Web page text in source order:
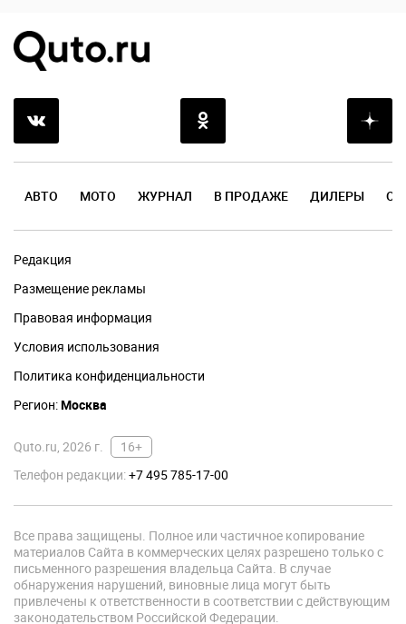
АВТО МОТО ЖУРНАЛ В ПРОДАЖЕ ДИЛЕРЫ
Редакция
Размещение рекламы
Правовая информация
Условия использования
Политика конфиденциальности
Регион:Москва
Quto.ru, 2026 г.
16+
Телефон редакции:+7 495 785-17-00
Все права защищены. Полное или частичное копирование
материалов Сайта в коммерческих целях разрешено только с
письменного разрешения владельца Сайта. В случае
обнаружения нарушений, виновные лица могут быть
привлечены к ответственности в соответствии с действующим
законодательством Российской Федерации.